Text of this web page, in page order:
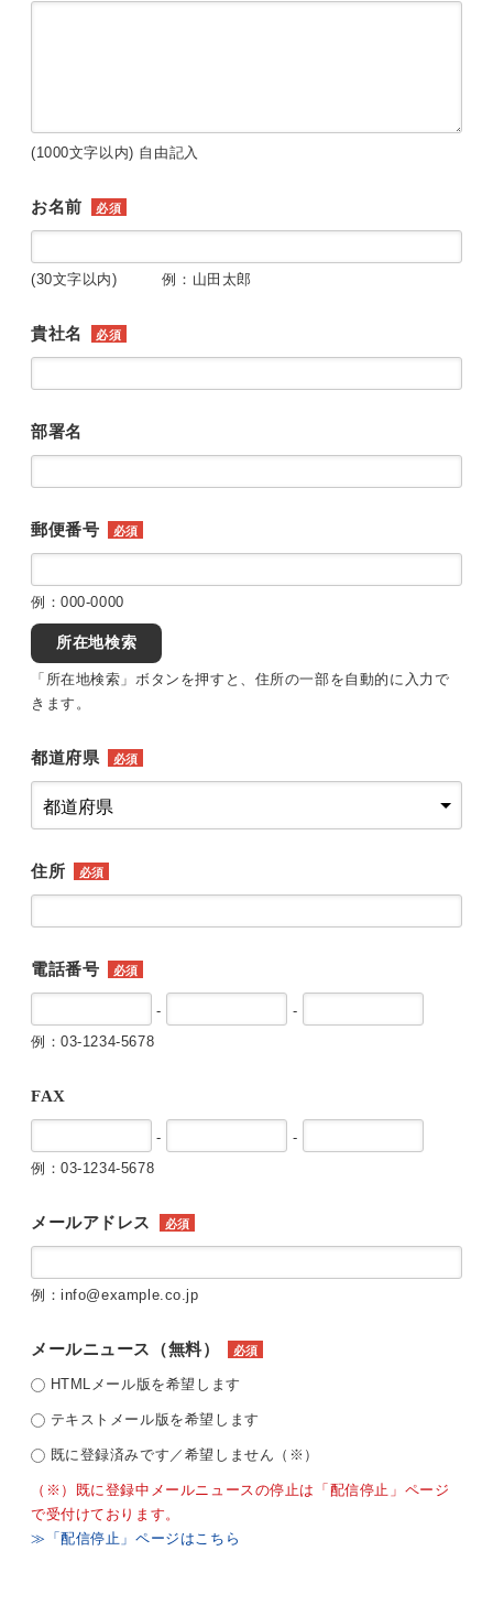
(1000文字以内) 自由記入
お名前 必須
(30文字以内) 例：山田太郎
貴社名 必須
部署名
郵便番号 必須
例：000-0000
所在地検索
「所在地検索」ボタンを押すと、住所の一部を自動的に入力で
きます。
都道府県 必須
住所 必須
電話番号 必須
-
-
例：03-1234-5678
FAX
-
-
例：03-1234-5678
メールアドレス 必須
例：info@example.co.jp
メールニュース（無料） 必須
HTMLメール版を希望します
テキストメール版を希望します
既に登録済みです／希望しません（※）
（※）既に登録中メールニュースの停止は「配信停止」ページ
で受付けております。
≫「配信停止」ページはこちら